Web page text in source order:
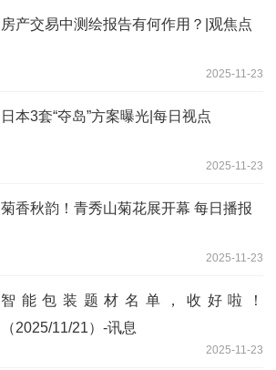
房产交易中测绘报告有何作用？|观焦点
2025-11-23
日本3套“夺岛”方案曝光|每日视点
2025-11-23
菊香秋韵！青秀山菊花展开幕 每日播报
2025-11-23
智能包装题材名单，收好啦！
（2025/11/21）-讯息
2025-11-23